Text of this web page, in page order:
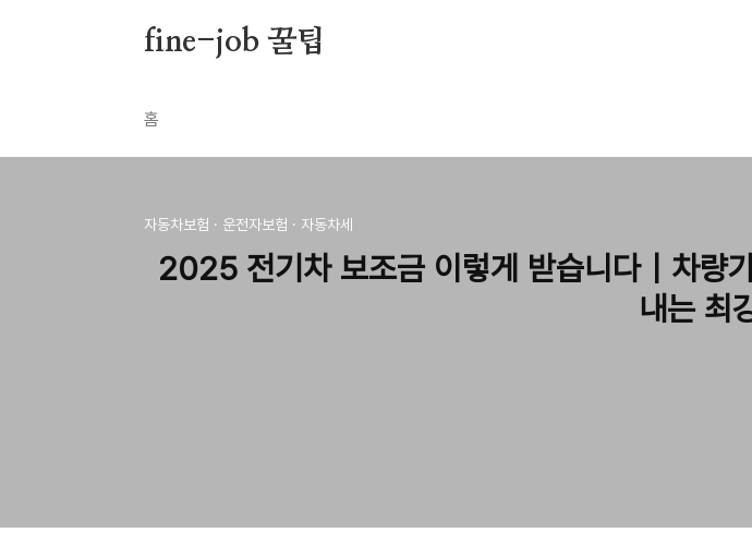
fine-job 꿀팁
홈
자동차보험 · 운전자보험 · 자동차세
2025 전기차 보조금 이렇게 받습니다｜차량
내는 최